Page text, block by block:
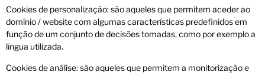
Cookies de personalização: são aqueles que permitem aceder ao
domínio / website com algumas características predefinidos em
função de um conjunto de decisões tomadas, como por exemplo a
língua utilizada.
Cookies de análise: são aqueles que permitem a monitorização e